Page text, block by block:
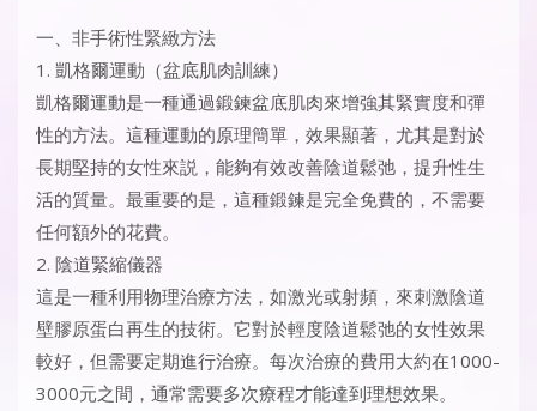
一、非手術性緊緻方法
1. 凱格爾運動（盆底肌肉訓練）
凱格爾運動是一種通過鍛鍊盆底肌肉來增強其緊實度和彈
性的方法。這種運動的原理簡單，效果顯著，尤其是對於
長期堅持的女性來説，能夠有效改善陰道鬆弛，提升性生
活的質量。最重要的是，這種鍛鍊是完全免費的，不需要
任何額外的花費。
2. 陰道緊縮儀器
這是一種利用物理治療方法，如激光或射頻，來刺激陰道
壁膠原蛋白再生的技術。它對於輕度陰道鬆弛的女性效果
較好，但需要定期進行治療。每次治療的費用大約在1000-
3000元之間，通常需要多次療程才能達到理想效果。